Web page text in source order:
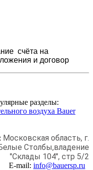
счёта на
и договор
разделы:
воздуха Bauer
Московская область, г.
Столбы,владение
"Склады 104", стр 5/2
E-mail: info@bauersp.ru